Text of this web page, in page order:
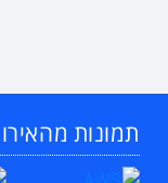
תמונות